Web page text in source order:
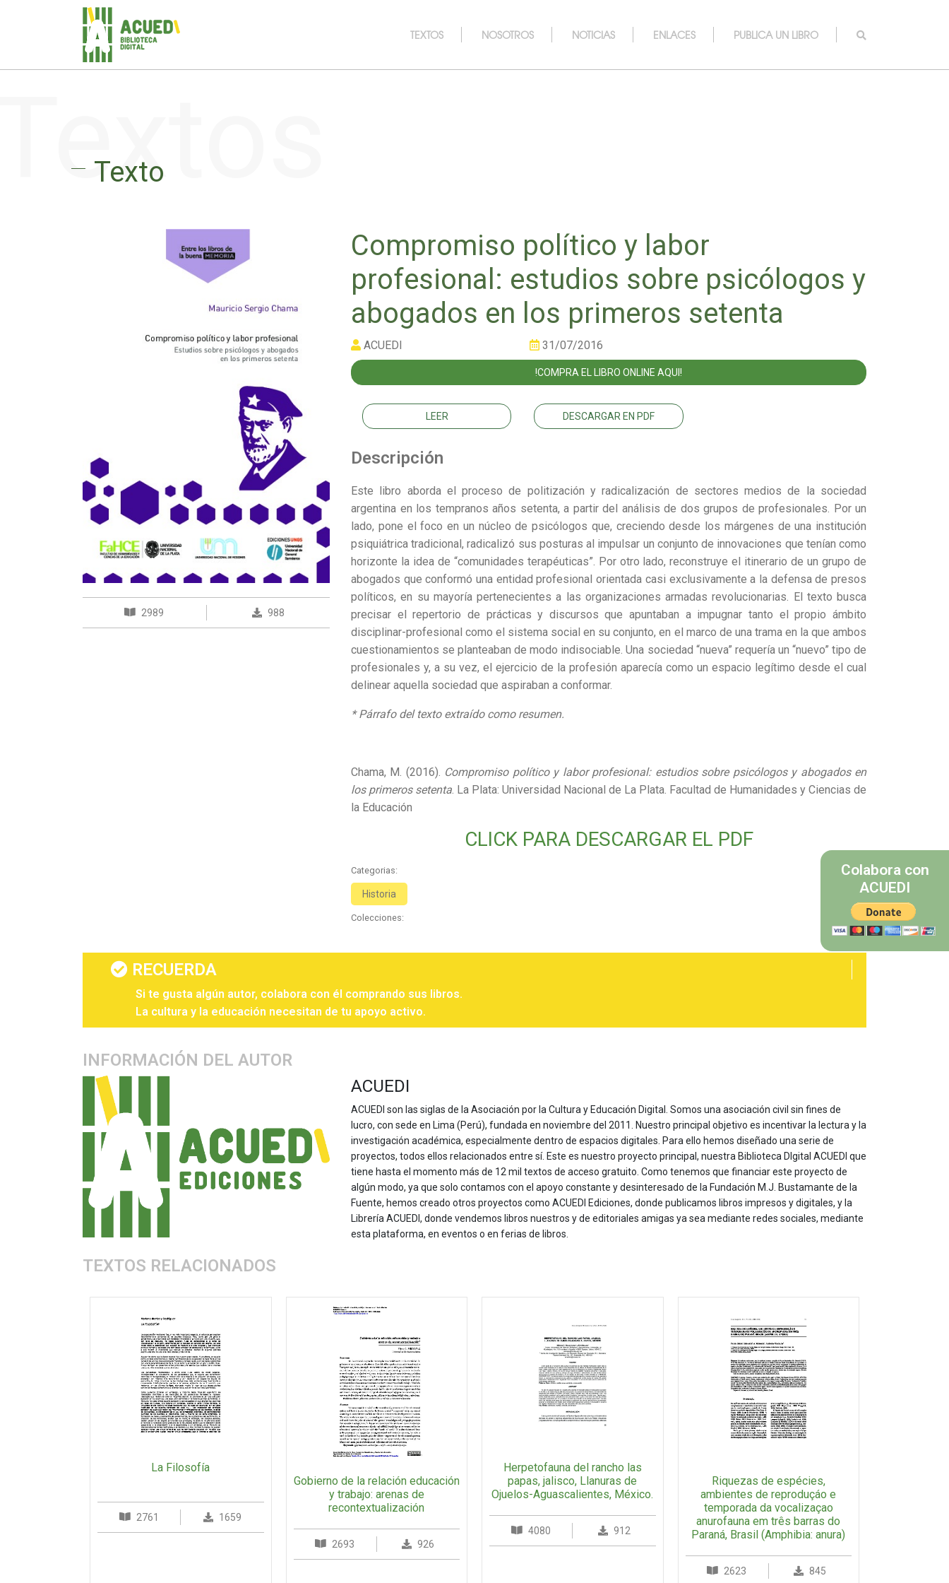
TEXTOS NOSOTROS NOTICIAS ENLACES PUBLICA UN LIBRO
Texto
2989 988
Compromiso político y labor
profesional: estudios sobre psicólogos y
abogados en los primeros setenta
ACUEDI 31/07/2016
!COMPRA EL LIBRO ONLINE AQUI!
LEER DESCARGAR EN PDF
Descripción
Este libro aborda el proceso de politización y radicalización de sectores medios de la sociedad
argentina en los tempranos años setenta, a partir del análisis de dos grupos de profesionales. Por un
lado, pone el foco en un núcleo de psicólogos que, creciendo desde los márgenes de una institución
psiquiátrica tradicional, radicalizó sus posturas al impulsar un conjunto de innovaciones que tenían como
horizonte la idea de “comunidades terapéuticas”. Por otro lado, reconstruye el itinerario de un grupo de
abogados que conformó una entidad profesional orientada casi exclusivamente a la defensa de presos
políticos, en su mayoría pertenecientes a las organizaciones armadas revolucionarias. El texto busca
precisar el repertorio de prácticas y discursos que apuntaban a impugnar tanto el propio ámbito
disciplinar-profesional como el sistema social en su conjunto, en el marco de una trama en la que ambos
cuestionamientos se planteaban de modo indisociable. Una sociedad “nueva” requería un “nuevo” tipo de
profesionales y, a su vez, el ejercicio de la profesión aparecía como un espacio legítimo desde el cual
delinear aquella sociedad que aspiraban a conformar.
* Párrafo del texto extraído como resumen.
Chama, M. (2016). Compromiso político y labor profesional: estudios sobre psicólogos y abogados en
los primeros setenta . La Plata: Universidad Nacional de La Plata. Facultad de Humanidades y Ciencias de
la Educación
CLICK PARA DESCARGAR EL PDF
Categorias:
Historia
Colecciones:
RECUERDA
Si te gusta algún autor, colabora con él comprando sus libros.
La cultura y la educación necesitan de tu apoyo activo.
INFORMACIÓN DEL AUTOR
ACUEDI
ACUEDI son las siglas de la Asociación por la Cultura y Educación Digital. Somos una asociación civil sin fines de
lucro, con sede en Lima (Perú), fundada en noviembre del 2011. Nuestro principal objetivo es incentivar la lectura y la
investigación académica, especialmente dentro de espacios digitales. Para ello hemos diseñado una serie de
proyectos, todos ellos relacionados entre sí. Este es nuestro proyecto principal, nuestra Biblioteca DIgital ACUEDI que
tiene hasta el momento más de 12 mil textos de acceso gratuito. Como tenemos que financiar este proyecto de
algún modo, ya que solo contamos con el apoyo constante y desinteresado de la Fundación M.J. Bustamante de la
Fuente, hemos creado otros proyectos como ACUEDI Ediciones, donde publicamos libros impresos y digitales, y la
Librería ACUEDI, donde vendemos libros nuestros y de editoriales amigas ya sea mediante redes sociales, mediante
esta plataforma, en eventos o en ferias de libros.
TEXTOS RELACIONADOS
La Filosofía
2761 1659
Gobierno de la relación educación
y trabajo: arenas de
recontextualización
2693 926
Herpetofauna del rancho las
papas, jalisco, Llanuras de
Ojuelos-Aguascalientes, México.
4080 912
Riquezas de espécies,
ambientes de reproduçáo e
temporada da vocalizaçao
anurofauna em três barras do
Paraná, Brasil (Amphibia: anura)
2623 845
Colabora con
ACUEDI